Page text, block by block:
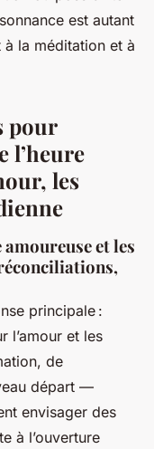
est autant
à la méditation et à
pour
l’heure
les
et les
principale :
l’amour et les
de
départ —
envisager des
à l’ouverture